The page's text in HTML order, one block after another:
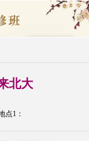
名
北大
1：